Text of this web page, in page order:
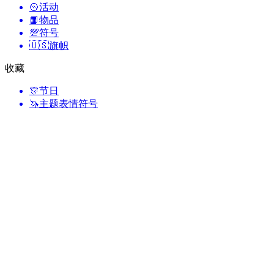
🥎活动
📙物品
💯符号
🇺🇸旗帜
收藏
🎊节日
🦄主题表情符号